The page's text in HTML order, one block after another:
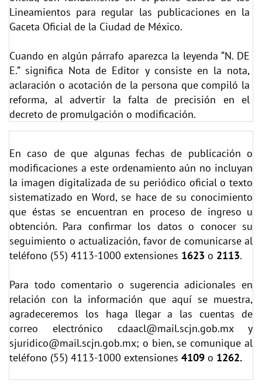
Lineamientos para regular las publicaciones en la
Gaceta Oficial de la Ciudad de México.
Cuando en algún párrafo aparezca la leyenda “N. DE
E.” significa Nota de Editor y consiste en la nota,
aclaración o acotación de la persona que compiló la
reforma, al advertir la falta de precisión en el
decreto de promulgación o modificación.
En caso de que algunas fechas de publicación o
modificaciones a este ordenamiento aún no incluyan
la imagen digitalizada de su periódico oficial o texto
sistematizado en Word, se hace de su conocimiento
que éstas se encuentran en proceso de ingreso u
obtención. Para confirmar los datos o conocer su
seguimiento o actualización, favor de comunicarse al
teléfono (55) 4113-1000 extensiones 1623 o 2113.
Para todo comentario o sugerencia adicionales en
relación con la información que aquí se muestra,
agradeceremos los haga llegar a las cuentas de
correo electrónico cdaacl@mail.scjn.gob.mxy
sjuridico@mail.scjn.gob.mx; o bien, se comunique al
teléfono (55) 4113-1000 extensiones 4109 o 1262.